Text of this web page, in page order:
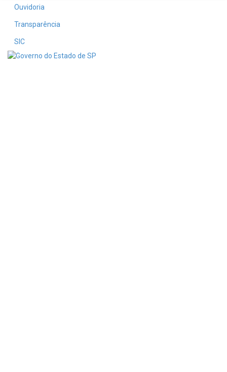
Ouvidoria
Transparência
SIC